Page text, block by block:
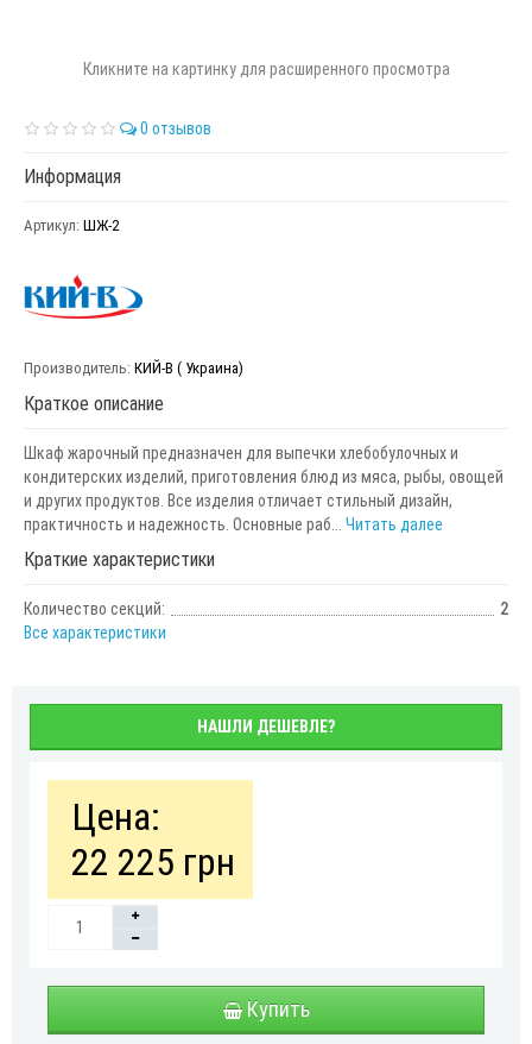
Кликните на картинку для расширенного просмотра
0 отзывов
Информация
Артикул: ШЖ-2
Производитель: КИЙ-В ( Украина)
Краткое описание
Шкаф жарочный предназначен для выпечки хлебобулочных и
кондитерских изделий, приготовления блюд из мяса, рыбы, овощей
и других продуктов. Все изделия отличает стильный дизайн,
практичность и надежность. Основные раб... Читать далее
Краткие характеристики
Количество секций:
2
Все характеристики
НАШЛИ ДЕШЕВЛЕ?
Цена:
22 225 грн
Купить